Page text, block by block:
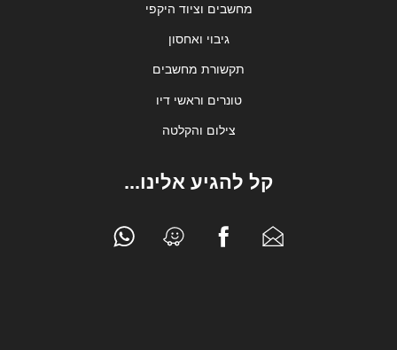
מחשבים וציוד היקפי
גיבוי ואחסון
תקשורת מחשבים
טונרים וראשי דיו
צילום והקלטה
קל להגיע אלינו...